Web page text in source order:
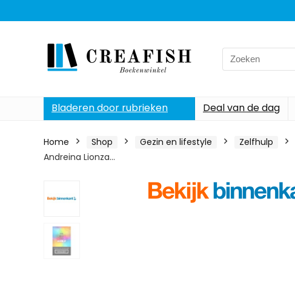
Search
for:
Bladeren door rubrieken Deal van de dag
Home Shop Gezin en lifestyle Zelfhulp
Andreina Lionza…